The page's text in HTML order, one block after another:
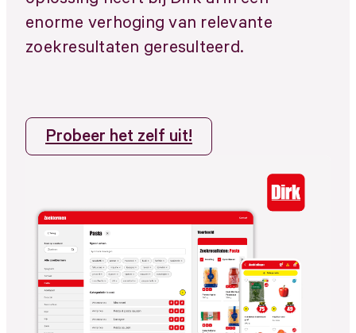
enorme verhoging van relevante
zoekresultaten geresulteerd.
Probeer het zelf uit!